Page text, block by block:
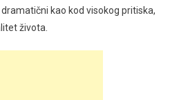
kao kod visokog pritiska,
života.